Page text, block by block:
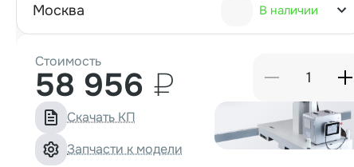
москва В наличии
Стоимость
58 956 ₽
Скачать КП
Запчасти к модели